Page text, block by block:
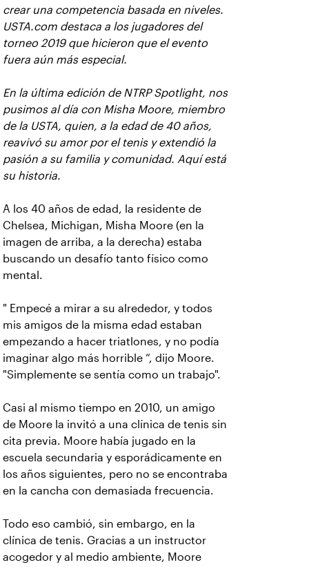
crear una competencia basada en niveles.
USTA.com destaca a los jugadores del
torneo 2019 que hicieron que el evento
fuera aún más especial.
En la última edición de NTRP Spotlight, nos
pusimos al día con Misha Moore, miembro
de la USTA, quien, a la edad de 40 años,
reavivó su amor por el tenis y extendió la
pasión a su familia y comunidad. Aquí está
su historia.
A los 40 años de edad, la residente de
Chelsea, Michigan, Misha Moore (en la
imagen de arriba, a la derecha) estaba
buscando un desafío tanto físico como
mental.
" Empecé a mirar a su alrededor, y todos
mis amigos de la misma edad estaban
empezando a hacer triatlones, y no podía
imaginar algo más horrible “, dijo Moore.
"Simplemente se sentía como un trabajo".
Casi al mismo tiempo en 2010, un amigo
de Moore la invitó a una clínica de tenis sin
cita previa. Moore había jugado en la
escuela secundaria y esporádicamente en
los años siguientes, pero no se encontraba
en la cancha con demasiada frecuencia.
Todo eso cambió, sin embargo, en la
clínica de tenis. Gracias a un instructor
acogedor y al medio ambiente, Moore